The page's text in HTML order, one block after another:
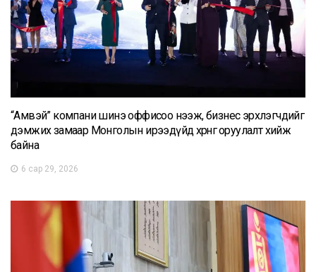
“Амвэй” компани шинэ оффисоо нээж, бизнес эрхлэгчдийг
дэмжих замаар Монголын ирээдүйд хөрөнгө оруулалт хийж
байна
6 сар 29, 2026